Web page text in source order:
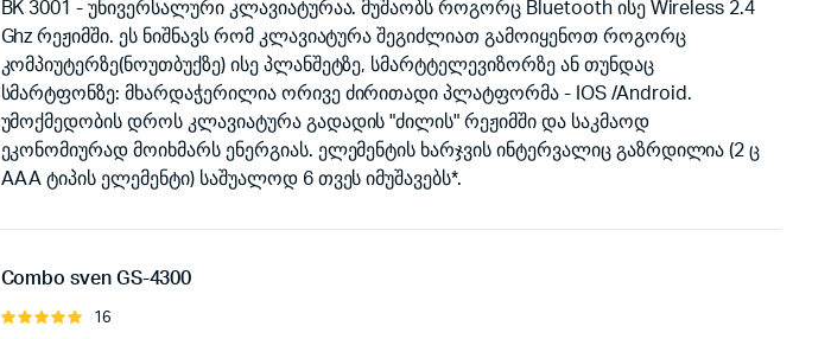
was:
60.00₾.
is:
55.00₾.
BK 3001 - უნივერსალური კლავიატურაა. მუშაობს როგორც Bluetooth ისე Wireless 2.4
Ghz რეჟიმში. ეს ნიშნავს რომ კლავიატურა შეგიძლიათ გამოიყენოთ როგორც
კომპიუტერზე(ნოუთბუქზე) ისე პლანშეტზე, სმარტტელევიზორზე ან თუნდაც
სმარტფონზე: მხარდაჭერილია ორივე ძირითადი პლატფორმა - IOS /Android.
უმოქმედობის დროს კლავიატურა გადადის "ძილის" რეჟიმში და საკმაოდ
ეკონომიურად მოიხმარს ენერგიას. ელემენტის ხარჯვის ინტერვალიც გაზრდილია (2 ც
AAA ტიპის ელემენტი) საშუალოდ 6 თვეს იმუშავებს*.
Combo sven GS-4300
შეფასება
16